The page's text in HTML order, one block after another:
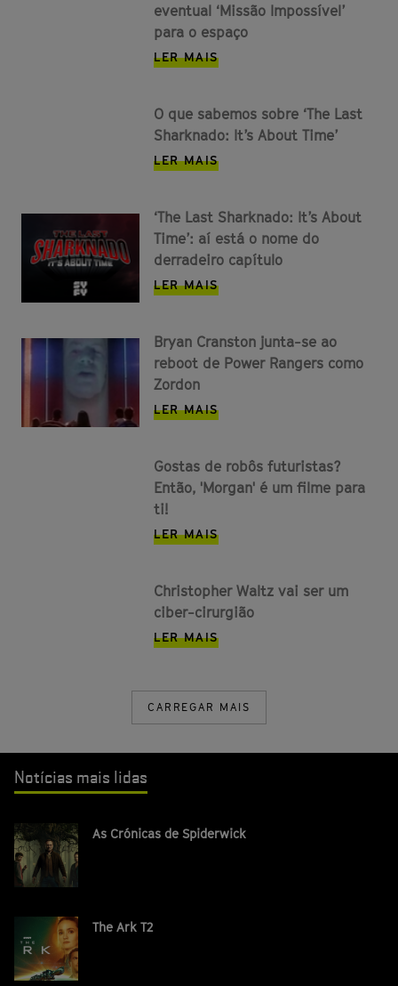
eventual ‘Missão Impossível’
para o espaço
LER MAIS
O que sabemos sobre ‘The Last
Sharknado: It’s About Time’
LER MAIS
‘The Last Sharknado: It’s About
Time’: aí está o nome do
derradeiro capítulo
LER MAIS
Bryan Cranston junta-se ao
reboot de Power Rangers como
Zordon
LER MAIS
Gostas de robôs futuristas?
Então, 'Morgan' é um filme para
ti!
LER MAIS
Christopher Waltz vai ser um
ciber-cirurgião
LER MAIS
CARREGAR MAIS
Notícias mais lidas
As Crónicas de Spiderwick
The Ark T2